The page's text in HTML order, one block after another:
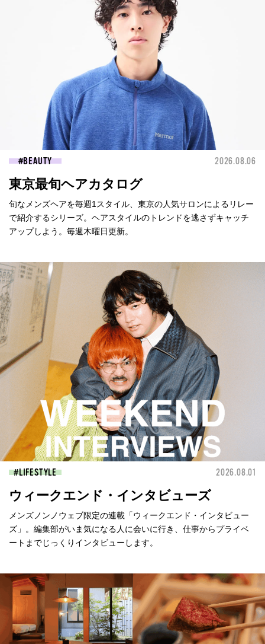
BEAUTY 2026.08.06
東京最旬ヘアカタログ
旬なメンズヘアを毎週1スタイル、東京の人気サロンによるリレー
で紹介するシリーズ。ヘアスタイルのトレンドを逃さずキャッチ
アップしよう。毎週木曜日更新。
LIFESTYLE 2026.08.01
ウィークエンド・インタビューズ
メンズノンノウェブ限定の連載「ウィークエンド・インタビュー
ズ」。編集部がいま気になる人に会いに行き、仕事からプライベ
ートまでじっくりインタビューします。